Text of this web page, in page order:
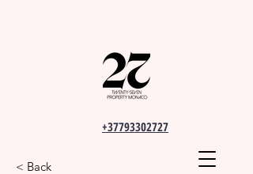
+37793302727
< Back